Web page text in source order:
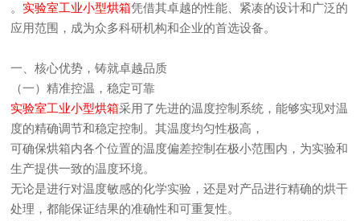
。实验室工业小型烘箱凭借其卓越的性能、紧凑的设计和广泛的
应用范围，成为众多科研机构和企业的首选设备。
一、核心优势，铸就卓越品质
（一）精准控温，稳定可靠
实验室工业小型烘箱采用了先进的温度控制系统，能够实现对温
度的精确调节和稳定控制。其温度均匀性极高，
可确保烘箱内各个位置的温度偏差控制在极小范围内，为实验和
生产提供一致的温度环境。
无论是进行对温度敏感的化学实验，还是对产品进行精确的烘干
处理，都能保证结果的准确性和可重复性。